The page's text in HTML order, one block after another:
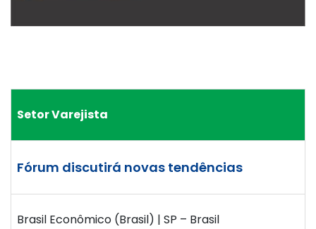
Setor Varejista
Fórum discutirá novas tendências
Brasil Econômico (Brasil) | SP – Brasil